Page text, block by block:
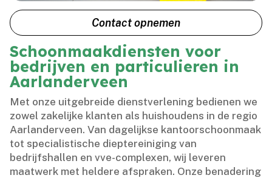
Contact opnemen
Schoonmaakdiensten voor
bedrijven en particulieren in
Aarlanderveen
Met onze uitgebreide dienstverlening bedienen we
zowel zakelijke klanten als huishoudens in de regio
Aarlanderveen.​ Van dagelijkse kantoorschoonmaak
tot specialistische dieptereiniging van
bedrijfshallen en vve-complexen, wij leveren
maatwerk met heldere afspraken.​ Onze benadering